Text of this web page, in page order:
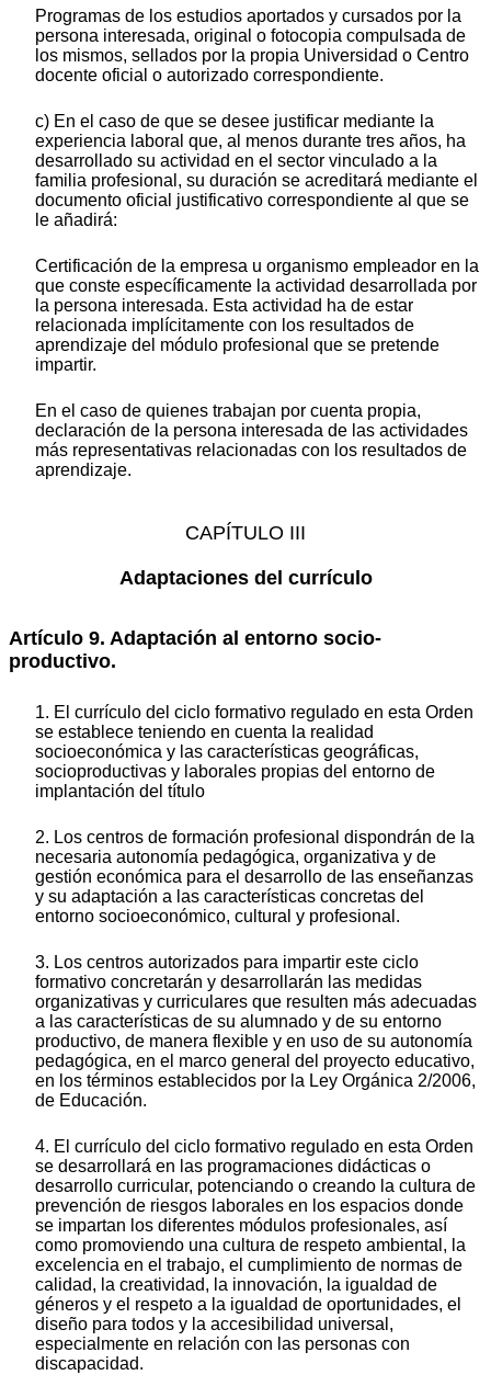
Programas de los estudios aportados y cursados por la
persona interesada, original o fotocopia compulsada de
los mismos, sellados por la propia Universidad o Centro
docente oficial o autorizado correspondiente.
c) En el caso de que se desee justificar mediante la
experiencia laboral que, al menos durante tres años, ha
desarrollado su actividad en el sector vinculado a la
familia profesional, su duración se acreditará mediante el
documento oficial justificativo correspondiente al que se
le añadirá:
Certificación de la empresa u organismo empleador en la
que conste específicamente la actividad desarrollada por
la persona interesada. Esta actividad ha de estar
relacionada implícitamente con los resultados de
aprendizaje del módulo profesional que se pretende
impartir.
En el caso de quienes trabajan por cuenta propia,
declaración de la persona interesada de las actividades
más representativas relacionadas con los resultados de
aprendizaje.
CAPÍTULO III
Adaptaciones del currículo
Artículo 9. Adaptación al entorno socio-
productivo.
1. El currículo del ciclo formativo regulado en esta Orden
se establece teniendo en cuenta la realidad
socioeconómica y las características geográficas,
socioproductivas y laborales propias del entorno de
implantación del título
2. Los centros de formación profesional dispondrán de la
necesaria autonomía pedagógica, organizativa y de
gestión económica para el desarrollo de las enseñanzas
y su adaptación a las características concretas del
entorno socioeconómico, cultural y profesional.
3. Los centros autorizados para impartir este ciclo
formativo concretarán y desarrollarán las medidas
organizativas y curriculares que resulten más adecuadas
a las características de su alumnado y de su entorno
productivo, de manera flexible y en uso de su autonomía
pedagógica, en el marco general del proyecto educativo,
en los términos establecidos por la Ley Orgánica 2/2006,
de Educación.
4. El currículo del ciclo formativo regulado en esta Orden
se desarrollará en las programaciones didácticas o
desarrollo curricular, potenciando o creando la cultura de
prevención de riesgos laborales en los espacios donde
se impartan los diferentes módulos profesionales, así
como promoviendo una cultura de respeto ambiental, la
excelencia en el trabajo, el cumplimiento de normas de
calidad, la creatividad, la innovación, la igualdad de
géneros y el respeto a la igualdad de oportunidades, el
diseño para todos y la accesibilidad universal,
especialmente en relación con las personas con
discapacidad.